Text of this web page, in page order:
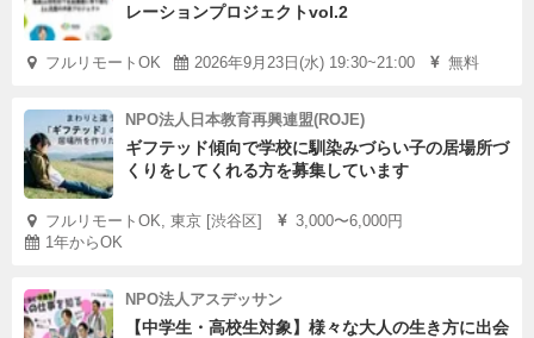
レーションプロジェクトvol.2
フルリモートOK 2026年9月23日(水) 19:30~21:00 無料
NPO法人日本教育再興連盟(ROJE)
ギフテッド傾向で学校に馴染みづらい子の居場所づ
くりをしてくれる方を募集しています
フルリモートOK, 東京 [渋谷区]
3,000〜6,000円
1年からOK
NPO法人アスデッサン
【中学生・高校生対象】様々な大人の生き方に出会